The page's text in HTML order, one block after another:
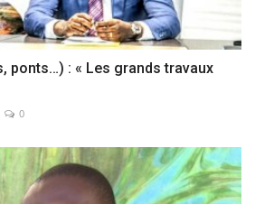
ponts…) : « Les grands travaux
0